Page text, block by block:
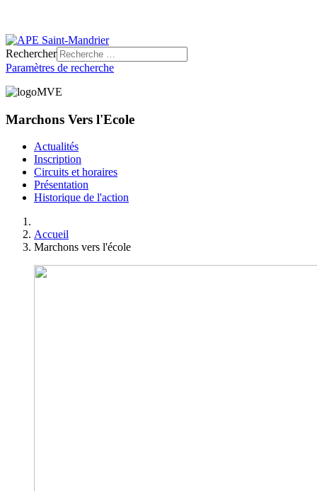
Rechercher
Paramètres de recherche
Marchons Vers l'Ecole
Actualités
Inscription
Circuits et horaires
Présentation
Historique de l'action
Accueil
Marchons vers l'école